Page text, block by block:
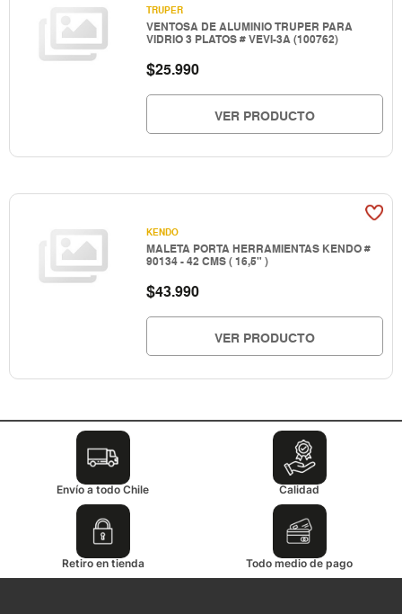
TRUPER
VENTOSA DE ALUMINIO TRUPER PARA
VIDRIO 3 PLATOS # VEVI-3A (100762)
$25.990
VER PRODUCTO
KENDO
MALETA PORTA HERRAMIENTAS KENDO #
90134 - 42 CMS ( 16,5" )
$43.990
VER PRODUCTO
Envío a todo Chile Calidad
Retiro en tienda Todo medio de pago